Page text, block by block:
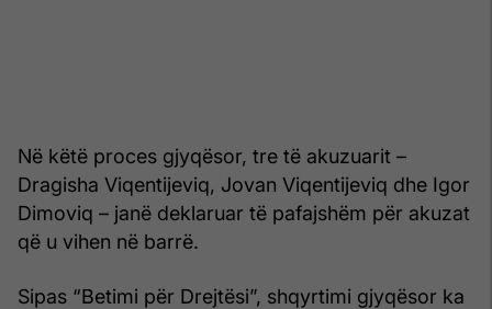
Në këtë proces gjyqësor, tre të akuzuarit –
Dragisha Viqentijeviq, Jovan Viqentijeviq dhe Igor
Dimoviq – janë deklaruar të pafajshëm për akuzat
që u vihen në barrë.
Sipas “Betimi për Drejtësi”, shqyrtimi gjyqësor ka